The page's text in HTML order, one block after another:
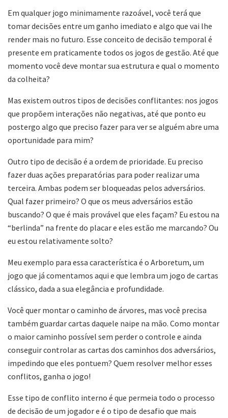
Em qualquer jogo minimamente razoável, você terá que
tomar decisões entre um ganho imediato e algo que vai lhe
render mais no futuro. Esse conceito de decisão temporal é
presente em praticamente todos os jogos de gestão. Até que
momento você deve montar sua estrutura e qual o momento
da colheita?
Mas existem outros tipos de decisões conflitantes: nos jogos
que propõem interações não negativas, até que ponto eu
postergo algo que preciso fazer para ver se alguém abre uma
oportunidade para mim?
Outro tipo de decisão é a ordem de prioridade. Eu preciso
fazer duas ações preparatórias para poder realizar uma
terceira. Ambas podem ser bloqueadas pelos adversários.
Qual fazer primeiro? O que os meus adversários estão
buscando? O que é mais provável que eles façam? Eu estou na
“berlinda” na frente do placar e eles estão me marcando? Ou
eu estou relativamente solto?
Meu exemplo para essa característica é o Arboretum, um
jogo que já comentamos aqui e que lembra um jogo de cartas
clássico, dada a sua elegância e profundidade.
Você quer montar o caminho de árvores, mas você precisa
também guardar cartas daquele naipe na mão. Como montar
o maior caminho possível sem perder o controle e ainda
conseguir controlar as cartas dos caminhos dos adversários,
impedindo que eles pontuem? Quem resolver melhor esses
conflitos, ganha o jogo!
Esse tipo de conflito interno é que permeia todo o processo
de decisão de um jogador e é o tipo de desafio que mais